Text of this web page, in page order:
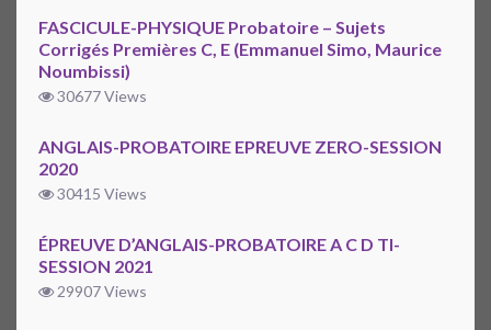
FASCICULE-PHYSIQUE Probatoire – Sujets
Corrigés Premières C, E (Emmanuel Simo, Maurice
Noumbissi)
30677 Views
ANGLAIS-PROBATOIRE EPREUVE ZERO-SESSION
2020
30415 Views
ÉPREUVE D’ANGLAIS-PROBATOIRE A C D TI-
SESSION 2021
29907 Views